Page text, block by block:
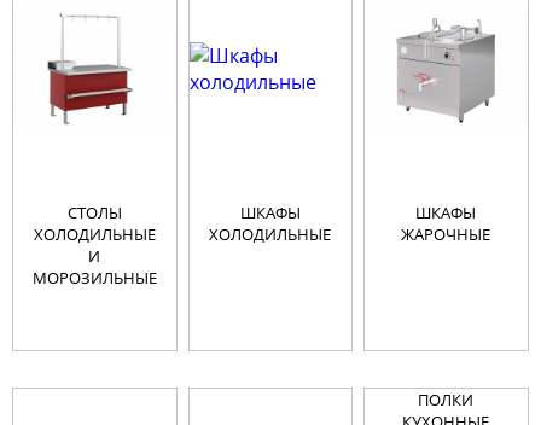
СТОЛЫ
ХОЛОДИЛЬНЫЕ
И
МОРОЗИЛЬНЫЕ
ШКАФЫ
ХОЛОДИЛЬНЫЕ
ШКАФЫ
ЖАРОЧНЫЕ
ПОЛКИ